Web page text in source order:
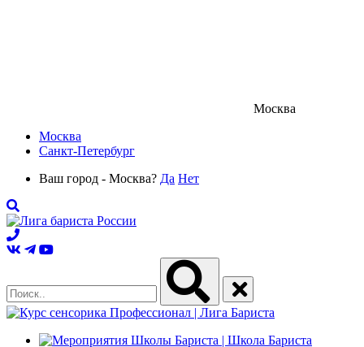
Москва
Москва
Санкт-Петербург
Ваш город - Москва? Да Нет